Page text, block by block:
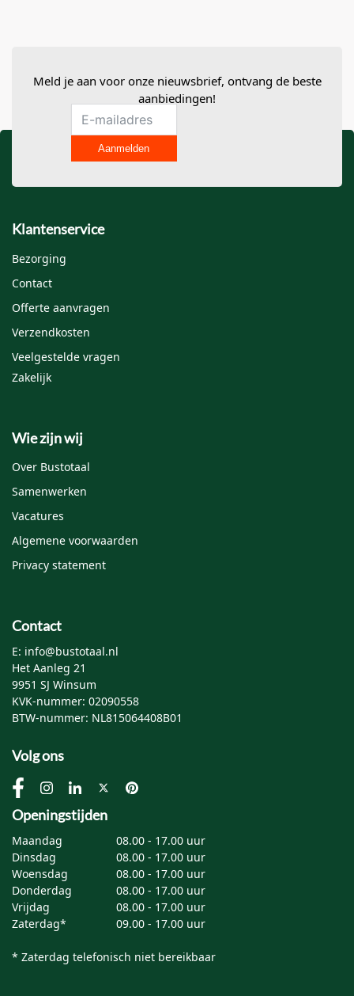
Je waardering*
Je beoordeling*
Naam
E-mail*
Mijn naam, e-mail en site opslaan in deze browser
voor de volgende keer wanneer ik een reactie plaats.
Meld je aan voor onze nieuwsbrief, ontvang de beste
aanbiedingen!
Aanmelden
Klantenservice
Bezorging
Contact
Offerte aanvragen
Verzendkosten
Veelgestelde vragen
Zakelijk
Wie zijn wij
Over Bustotaal
Samenwerken
Vacatures
Algemene voorwaarden
Privacy statement
Contact
E: info@bustotaal.nl
Het Aanleg 21
9951 SJ Winsum
KVK-nummer: 02090558
BTW-nummer: NL815064408B01
Volg ons
Openingstijden
Maandag
08.00 - 17.00 uur
Dinsdag
08.00 - 17.00 uur
Woensdag
08.00 - 17.00 uur
Donderdag
08.00 - 17.00 uur
Vrijdag
08.00 - 17.00 uur
Zaterdag*
09.00 - 17.00 uur
* Zaterdag telefonisch niet bereikbaar